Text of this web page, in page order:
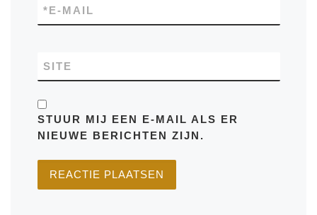
E-MAIL
*
SITE
STUUR MIJ EEN E-MAIL ALS ER
NIEUWE BERICHTEN ZIJN.